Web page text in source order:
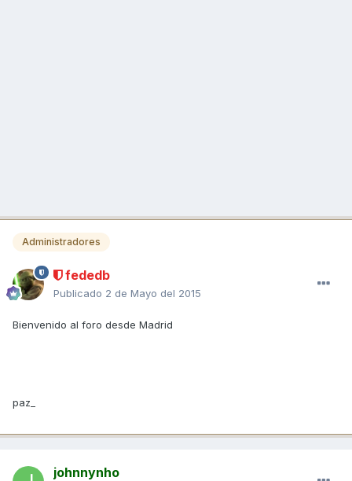
Administradores
fededb
Publicado 2 de Mayo del 2015
Bienvenido al foro desde Madrid
paz_
johnnynho